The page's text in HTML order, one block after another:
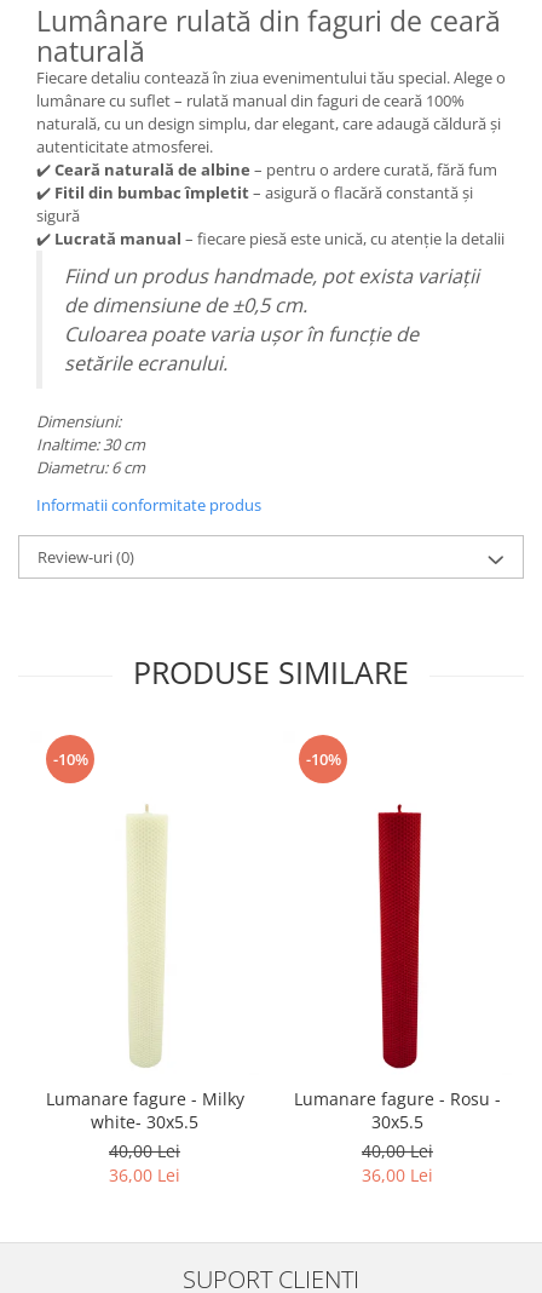
Lumânare rulată din faguri de ceară
naturală
Fiecare detaliu contează în ziua evenimentului tău special. Alege o
lumânare cu suflet – rulată manual din faguri de ceară 100%
naturală, cu un design simplu, dar elegant, care adaugă căldură și
autenticitate atmosferei.
✔️Ceară naturală de albine – pentru o ardere curată, fără fum
✔️ Fitil din bumbac împletit– asigură o flacără constantă și
sigură
✔️ Lucrată manual – fiecare piesă este unică, cu atenție la detalii
Fiind un produs handmade, pot exista variații
de dimensiune de ±0,5 cm.
Culoarea poate varia ușor în funcție de
setările ecranului.
Dimensiuni:
Inaltime: 30 cm
Diametru: 6 cm
Informatii conformitate produs
Review-uri(0)
PRODUSE SIMILARE
-10%
Lumanare fagure - Milky
white- 30x5.5
40,00 Lei
36,00 Lei
-10%
Lumanare fagure - Rosu -
30x5.5
40,00 Lei
36,00 Lei
SUPORT CLIENTI